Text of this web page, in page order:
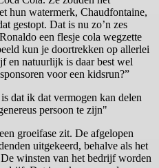
hun watermerk, Chaudfontaine,
gestopt. Dat is nu zo’n zes
een flesje cola wegzette
kun je doortrekken op allerlei
en natuurlijk is daar best wel
voor een kidsrun?”
dat ik dat vermogen kan delen
persoon te zijn"
groeifase zit. De afgelopen
uitgekeerd, behalve als het
winsten van het bedrijf worden